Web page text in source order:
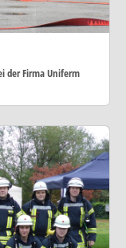
der Firma Uniferm